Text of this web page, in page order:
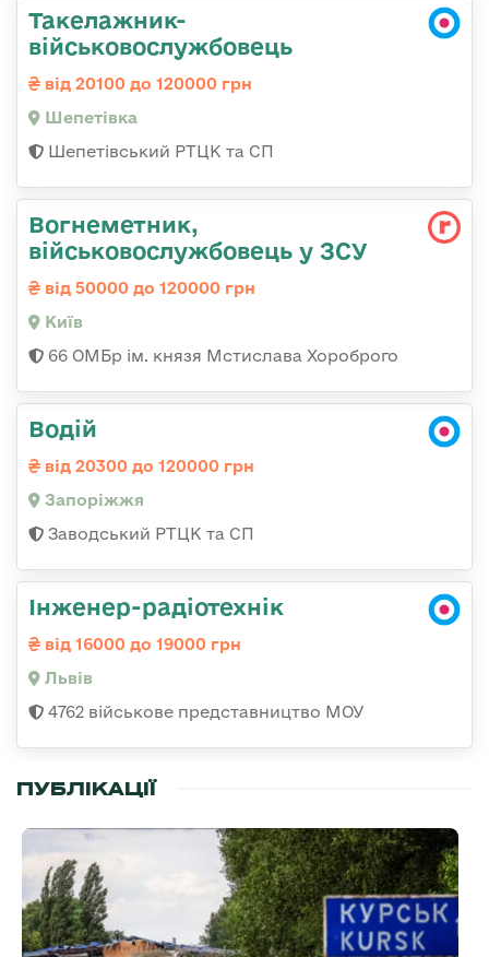
Такелажник-
військовослужбовець
від 20100 до 120000 грн
Шепетівка
Шепетівський РТЦК та СП
Вогнеметник,
військовослужбовець у ЗСУ
від 50000 до 120000 грн
Київ
66 ОМБр ім. князя Мстислава Хороброго
Водій
від 20300 до 120000 грн
Запоріжжя
Заводський РТЦК та СП
Інженер-радіотехнік
від 16000 до 19000 грн
Львів
4762 військове представництво МОУ
ПУБЛІКАЦІЇ